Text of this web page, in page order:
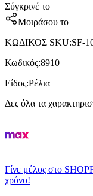
Σύγκρινέ το
Μοιράσου το
ΚΩΔΙΚΟΣ SKU:SF-
Κωδικός:8910
Είδος:Ρέλια
Δες όλα τα
Γίνε μέλος στο
χρόνο!